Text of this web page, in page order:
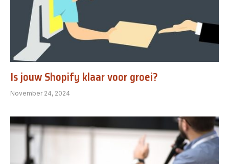
Is jouw Shopify klaar voor groei?
November 24, 2024